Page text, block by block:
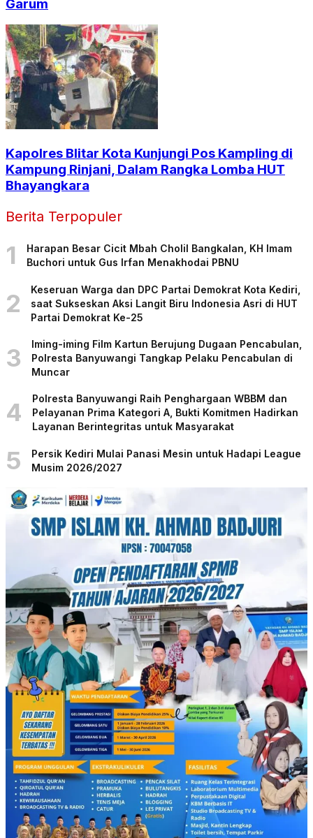
Garum
Kapolres Blitar Kota Kunjungi Pos Kampling di
Kampung Rinjani, Dalam Rangka Lomba HUT
Bhayangkara
Berita Terpopuler
1
Harapan Besar Cicit Mbah Cholil Bangkalan, KH Imam
Buchori untuk Gus Irfan Menakhodai PBNU
2
Keseruan Warga dan DPC Partai Demokrat Kota Kediri,
saat Sukseskan Aksi Langit Biru Indonesia Asri di HUT
Partai Demokrat Ke-25
3
Iming-iming Film Kartun Berujung Dugaan Pencabulan,
Polresta Banyuwangi Tangkap Pelaku Pencabulan di
Muncar
4
Polresta Banyuwangi Raih Penghargaan WBBM dan
Pelayanan Prima Kategori A, Bukti Komitmen Hadirkan
Layanan Berintegritas untuk Masyarakat
5
Persik Kediri Mulai Panasi Mesin untuk Hadapi League
Musim 2026/2027